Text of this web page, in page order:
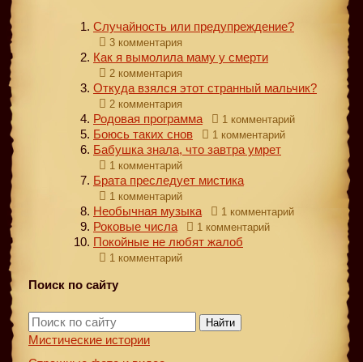
Случайность или предупреждение?
3 комментария
Как я вымолила маму у смерти
2 комментария
Откуда взялся этот странный мальчик?
2 комментария
Родовая программа 1 комментарий
Боюсь таких снов 1 комментарий
Бабушка знала, что завтра умрет
1 комментарий
Брата преследует мистика
1 комментарий
Необычная музыка 1 комментарий
Роковые числа 1 комментарий
Покойные не любят жалоб
1 комментарий
Поиск по сайту
Найти
Мистические истории